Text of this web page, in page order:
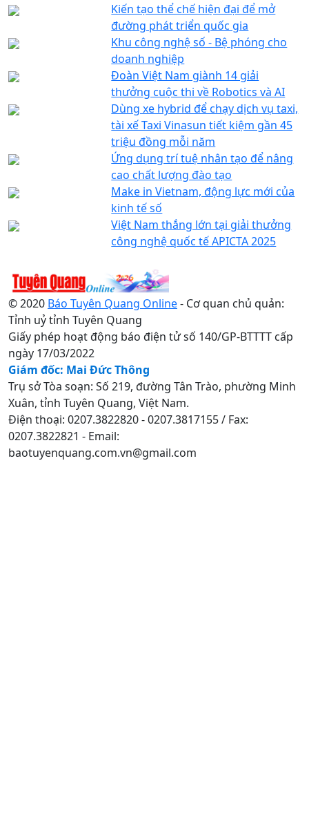
Kiến tạo thể chế hiện đại để mở
đường phát triển quốc gia
Khu công nghệ số - Bệ phóng cho
doanh nghiệp
Đoàn Việt Nam giành 14 giải
thưởng cuộc thi về Robotics và AI
Dùng xe hybrid để chạy dịch vụ taxi,
tài xế Taxi Vinasun tiết kiệm gần 45
triệu đồng mỗi năm
Ứng dụng trí tuệ nhân tạo để nâng
cao chất lượng đào tạo
Make in Vietnam, động lực mới của
kinh tế số
Việt Nam thắng lớn tại giải thưởng
công nghệ quốc tế APICTA 2025
© 2020 Báo Tuyên Quang Online- Cơ quan chủ quản:
Tỉnh uỷ tỉnh Tuyên Quang
Giấy phép hoạt động báo điện tử số 140/GP-BTTTT cấp
ngày 17/03/2022
Giám đốc: Mai Đức Thông
Trụ sở Tòa soạn: Số 219, đường Tân Trào, phường Minh
Xuân, tỉnh Tuyên Quang, Việt Nam.
Điện thoại: 0207.3822820 - 0207.3817155 / Fax:
0207.3822821 - Email:
baotuyenquang.com.vn@gmail.com